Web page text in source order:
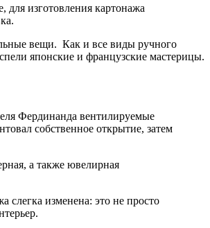
изготовления картонажа
вещи. Как и все виды ручного
японские и французские мастерицы.
Фердинанда вентилируемые
собственное открытие, затем
а также ювелирная
слегка изменена: это не просто